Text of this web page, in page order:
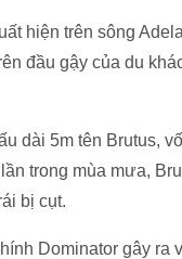
hiện trên sông
đầu gậy của du
dài 5m tên Brutus,
trong mùa mưa,
bị cụt.
Dominator gây ra